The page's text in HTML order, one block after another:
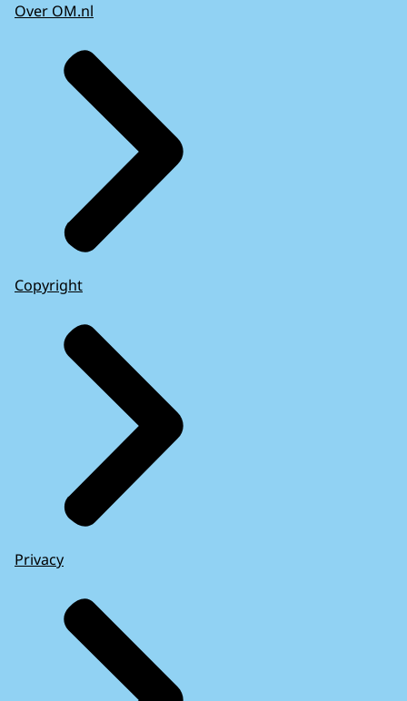
Over OM.nl
Copyright
Privacy